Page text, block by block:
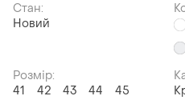
Стан:
Новий
Розмір:
41
42 43 44 45